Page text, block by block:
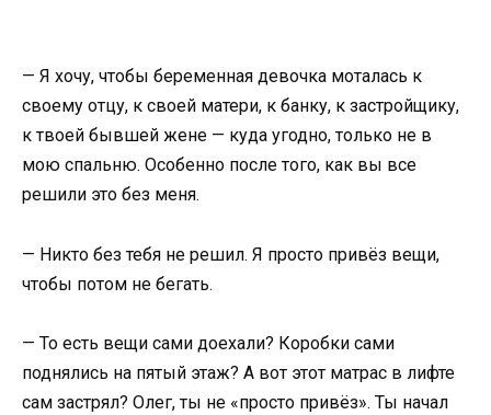
— Я хочу, чтобы беременная девочка моталась к
своему отцу, к своей матери, к банку, к застройщику,
к твоей бывшей жене — куда угодно, только не в
мою спальню. Особенно после того, как вы все
решили это без меня.
— Никто без тебя не решил. Я просто привёз вещи,
чтобы потом не бегать.
— То есть вещи сами доехали? Коробки сами
поднялись на пятый этаж? А вот этот матрас в лифте
сам застрял? Олег, ты не «просто привёз». Ты начал